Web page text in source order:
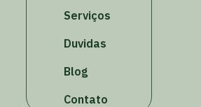
Serviços
Duvidas
Blog
Contato